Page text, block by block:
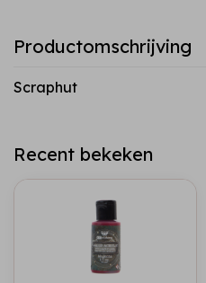
Productomschrijving
Scraphut
Recent bekeken